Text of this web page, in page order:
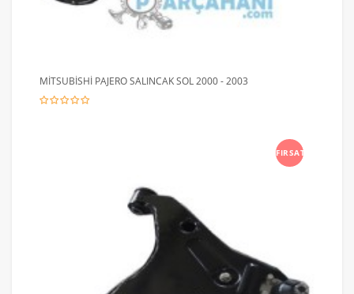
MİTSUBİSHİ PAJERO SALINCAK SOL 2000 - 2003
FIRSAT